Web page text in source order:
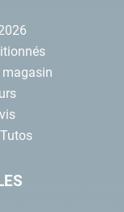
magasin